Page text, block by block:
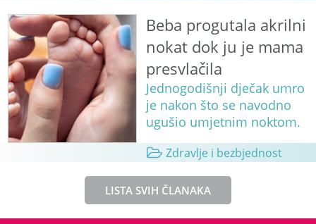
Beba progutala akrilni
nokat dok ju je mama
presvlačila
Jednogodišnji dječak umro
je nakon što se navodno
ugušio umjetnim noktom.
Zdravlje i bezbjednost
LISTA SVIH ČLANAKA